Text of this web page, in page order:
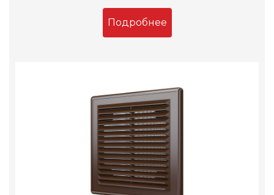
Подробнее